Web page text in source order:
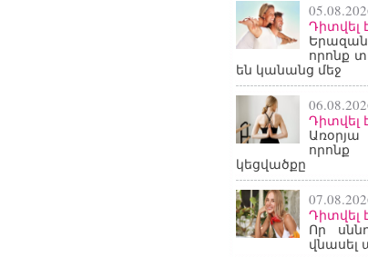
Դիտվել
որոնք
են կանանց մեջ
Դիտվել
Առօրյա
կեցվածքը
Դիտվել
Որ
վնասել